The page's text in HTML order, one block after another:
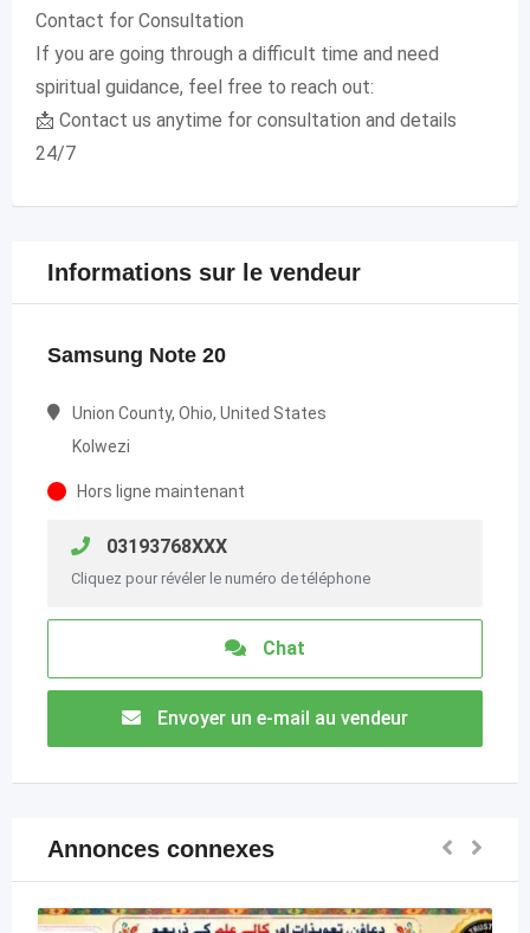
Contact for Consultation
If you are going through a difficult time and need
spiritual guidance, feel free to reach out:
📩 Contact us anytime for consultation and details
24/7
Informations sur le vendeur
Samsung Note 20
Union County, Ohio, United States
Kolwezi
Hors ligne maintenant
03193768XXX
Cliquez pour révéler le numéro de téléphone
Chat
Envoyer un e-mail au vendeur
Annonces connexes